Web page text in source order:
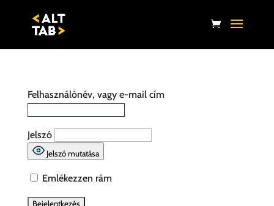
Felhasználónév, vagy e-mail cím
Jelszó
Jelszó mutatása
Emlékezzen rám